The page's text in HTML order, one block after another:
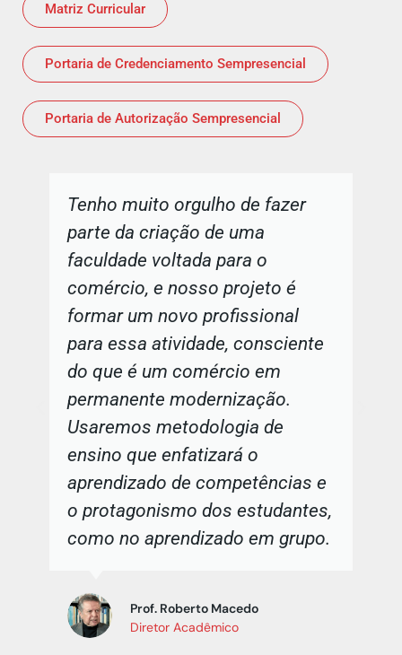
Matriz Curricular
Portaria de Credenciamento Sempresencial
Portaria de Autorização Sempresencial
Tenho muito orgulho de fazer
parte da criação de uma
faculdade voltada para o
comércio, e nosso projeto é
formar um novo profissional
para essa atividade, consciente
do que é um comércio em
permanente modernização.
Usaremos metodologia de
ensino que enfatizará o
aprendizado de competências e
o protagonismo dos estudantes,
como no aprendizado em grupo.
Prof. Roberto Macedo
Diretor Acadêmico